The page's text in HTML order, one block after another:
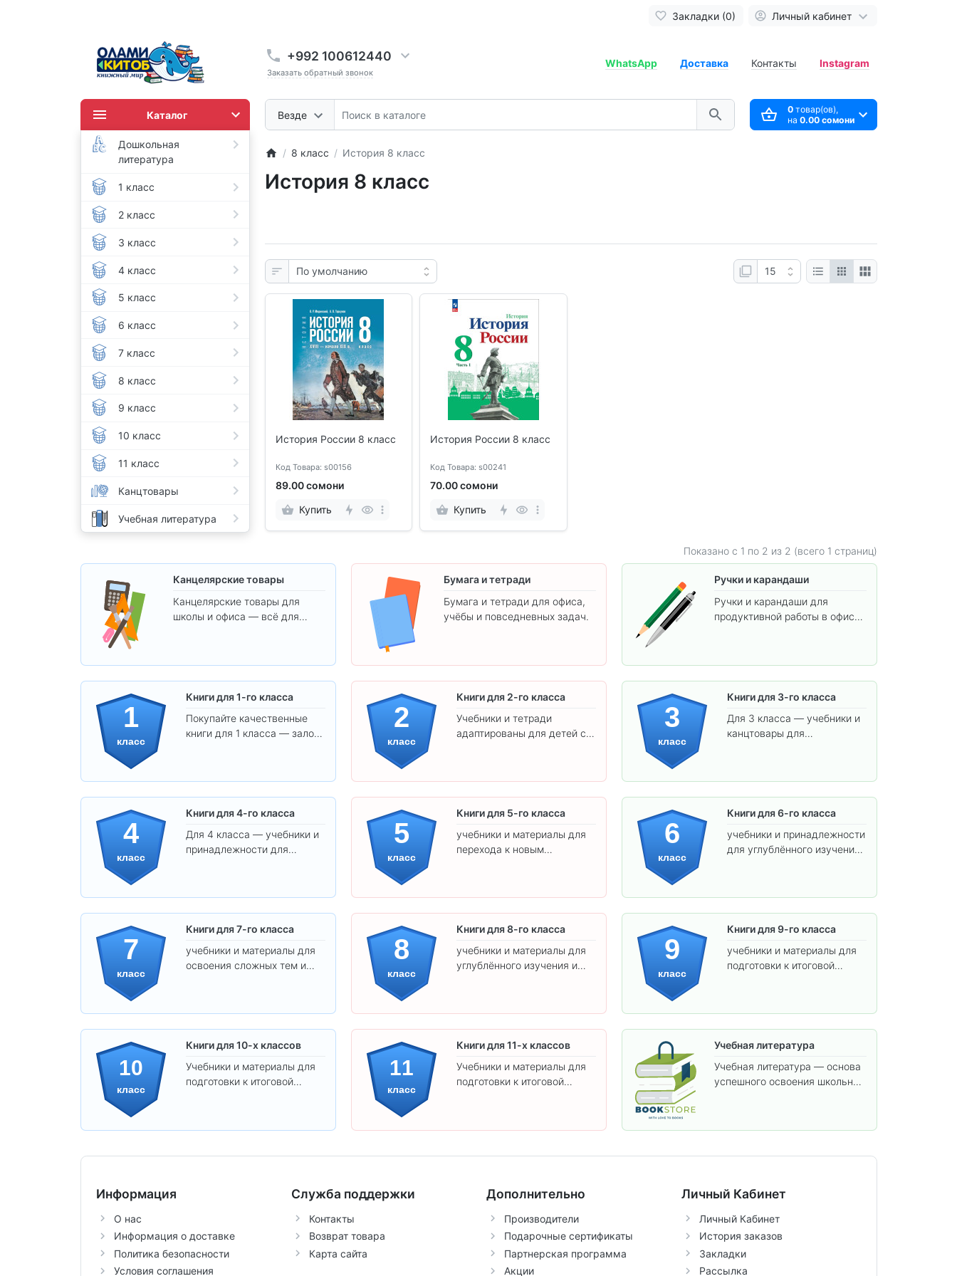
Закладки (0) Личный кабинет
+992 100612440
Заказать обратный звонок
Везде
WhatsApp Доставка Контакты Instagram
0товар(ов),
на 0.00 сомони
Каталог
Дошкольная
литература
1 класс
2 класс
3 класс
4 класс
5 класс
6 класс
7 класс
8 класс
9 класс
10 класс
11 класс
Канцтовары
Учебная литература
8 класс История 8 класс
История 8 класс
История России 8 класс
Код Товара: s00156
89.00 сомони
Купить
История России 8 класс
Код Товара: s00241
70.00 сомони
Купить
Показано с 1 по 2 из 2 (всего 1 страниц)
Канцелярские товары
Канцелярские товары для
школы и офиса — всё для
Бумага и тетради
Бумага и тетради для офиса,
учёбы и повседневных задач.
Ручки и карандаши
Ручки и карандаши для
продуктивной работы в офисе
1
класс
Книги для 1-го класса
Покупайте качественные
книги для 1 класса — залог
2
класс
Книги для 2-го класса
Учебники и тетради
адаптированы для детей с
3
класс
Книги для 3-го класса
Для 3 класса — учебники и
канцтовары для
4
класс
Книги для 4-го класса
Для 4 класса — учебники и
принадлежности для
5
класс
Книги для 5-го класса
учебники и материалы для
перехода к новым
6
класс
Книги для 6-го класса
учебники и принадлежности
для углублённого изучения
7
класс
Книги для 7-го класса
учебники и материалы для
освоения сложных тем и
8
класс
Книги для 8-го класса
учебники и материалы для
углублённого изучения и
9
класс
Книги для 9-го класса
учебники и материалы для
подготовки к итоговой
10
класс
Книги для 10-х классов
Учебники и материалы для
подготовки к итоговой
11
класс
Книги для 11-х классов
Учебники и материалы для
подготовки к итоговой
Учебная литература
Учебная литература — основа
успешного освоения школьной
контрольным работам и
предметам.
Информация
О нас
Информация о доставке
Политика безопасности
Условия соглашения
Служба поддержки
Контакты
Возврат товара
Карта сайта
Дополнительно
Производители
Подарочные сертификаты
Партнерская программа
Акции
Личный Кабинет
Личный Кабинет
История заказов
Закладки
Рассылка